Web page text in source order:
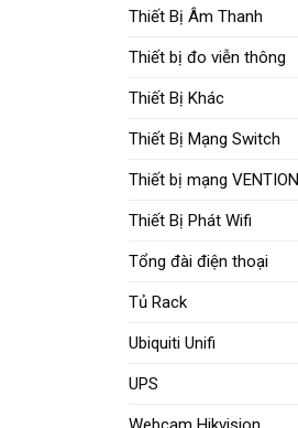
Thiết Bị Âm Thanh
Thiết bị đo viễn thông
Thiết Bị Khác
Thiết Bị Mạng Switch
Thiết bị mạng VENTION
Thiết Bị Phát Wifi
Tổng đài điện thoại
Tủ Rack
Ubiquiti Unifi
UPS